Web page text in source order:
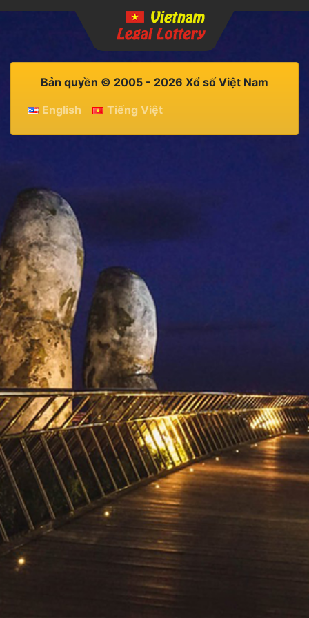
Bản quyền © 2005 - 2026 Xổ số Việt Nam
English
Tiếng Việt